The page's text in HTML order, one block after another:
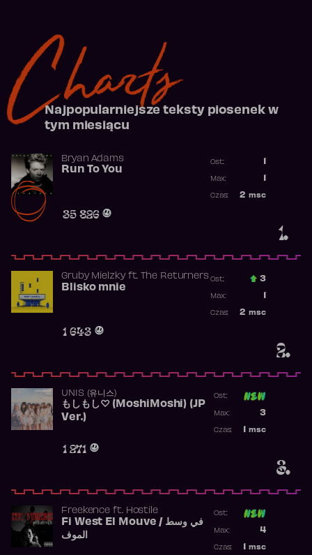
Charts
Najpopularniejsze teksty piosenek w
tym miesiącu
1.
Bryan Adams
Run To You
35 826
Ost.:
Max:
2 msc
Czas:
2.
Gruby Mielzkyft. The Returners
Blisko mnie
1 643
Ost.: 3
Max:
2 msc
Czas:
3.
UNIS (유니스)
もしもし♡ (MoshiMoshi) (JP
Ver.)
1 271
Ost:
3
Max:
msc
Czas:
Freekence ft. Hostile
Fi West El Mouve / في وسط
الموف
Ost:
4
Max:
msc
Czas: